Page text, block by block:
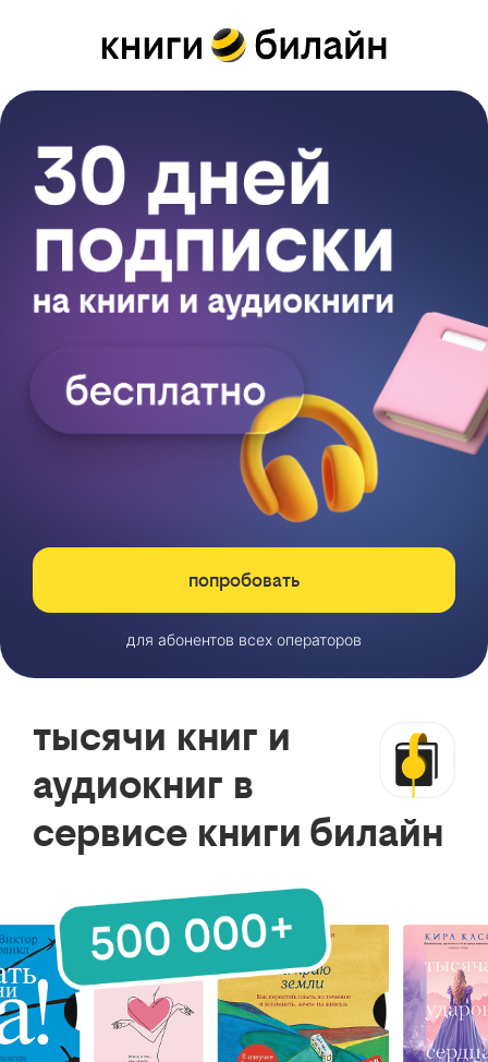
попробовать
для абонентов всех операторов
тысячи книг и
аудиокниг в
сервисе книги билайн